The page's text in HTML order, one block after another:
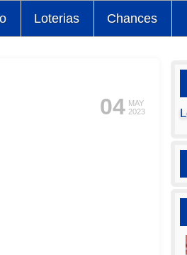
Loterias Chances
04 MAY
2023